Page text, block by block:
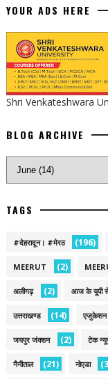
YOUR ADS HERE
Shri Venkateshwara
BLOG ARCHIVE
TAGS
#देहरादून। #मेरठ (196)
MEERUT (2)
अलीगढ़ (2) आज के यूपी
उत्तराखण्ड (14) एजुकेशन
जयपुर जंक्शन (2) टेक
नैनीताल (21) नोएडा